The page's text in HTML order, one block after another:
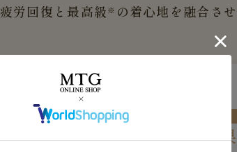
疲労回復と最高級※ の着心地を融合さ
４つの効